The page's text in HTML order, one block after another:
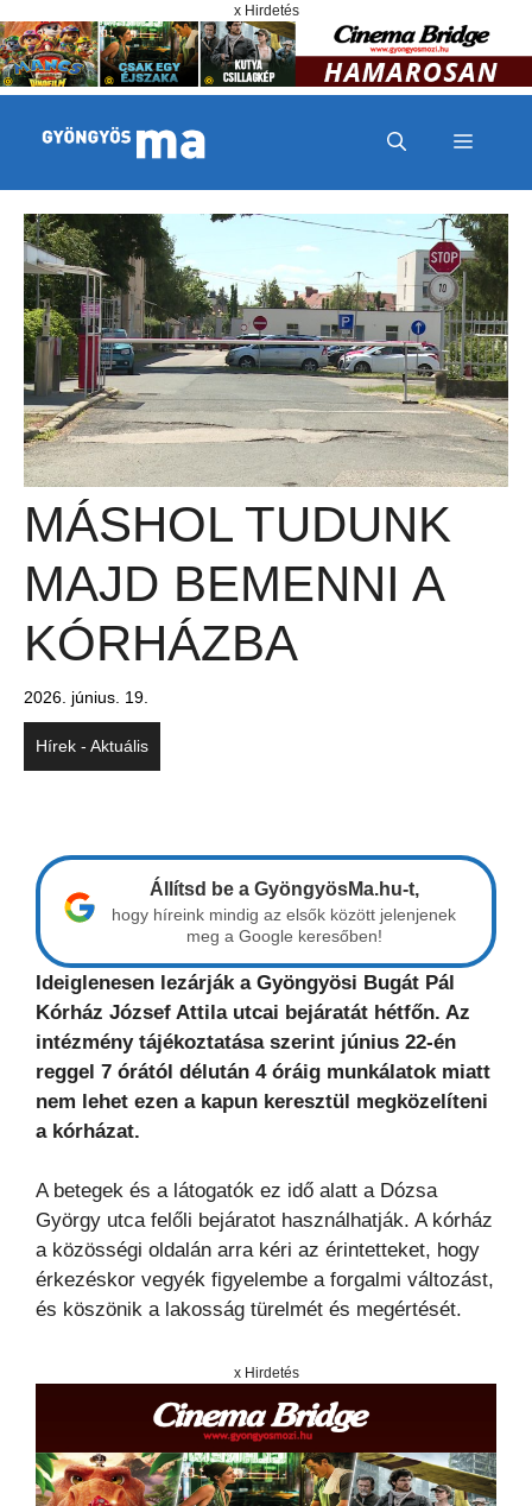
x Hirdetés
MENÜ
MÁSHOL TUDUNK
MAJD BEMENNI A
KÓRHÁZBA
2026. június. 19.
Hírek - Aktuális
Állítsd be a GyöngyösMa.hu-t,
hogy híreink mindig az elsők között jelenjenek
meg a Google keresőben!
Ideiglenesen lezárják a Gyöngyösi Bugát Pál
Kórház József Attila utcai bejáratát hétfőn. Az
intézmény tájékoztatása szerint június 22-én
reggel 7 órától délután 4 óráig munkálatok miatt
nem lehet ezen a kapun keresztül megközelíteni
a kórházat.
A betegek és a látogatók ez idő alatt a Dózsa
György utca felőli bejáratot használhatják. A kórház
a közösségi oldalán arra kéri az érintetteket, hogy
érkezéskor vegyék figyelembe a forgalmi változást,
és köszönik a lakosság türelmét és megértését.
x Hirdetés